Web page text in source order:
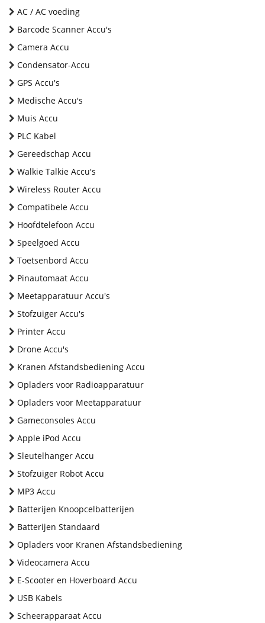
AC / AC voeding
Barcode Scanner Accu's
Camera Accu
Condensator-Accu
GPS Accu's
Medische Accu's
Muis Accu
PLC Kabel
Gereedschap Accu
Walkie Talkie Accu's
Wireless Router Accu
Compatibele Accu
Hoofdtelefoon Accu
Speelgoed Accu
Toetsenbord Accu
Pinautomaat Accu
Meetapparatuur Accu's
Stofzuiger Accu's
Printer Accu
Drone Accu's
Kranen Afstandsbediening Accu
Opladers voor Radioapparatuur
Opladers voor Meetapparatuur
Gameconsoles Accu
Apple iPod Accu
Sleutelhanger Accu
Stofzuiger Robot Accu
MP3 Accu
Batterijen Knoopcelbatterijen
Batterijen Standaard
Opladers voor Kranen Afstandsbediening
Videocamera Accu
E-Scooter en Hoverboard Accu
USB Kabels
Scheerapparaat Accu